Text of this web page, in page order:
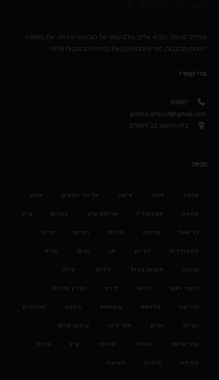
פורטל 'פנימה' מביא אלייך עולם עשיר של תוכן נשי איכותי. את מוזמנת
ליהנות מכתבות, טורים ומגזינים מאת נבחרת הכותבות שלנו!
צרי קשר!
*8980
pnima.sherut@gmail.com
בית הדפוס 22 ירושלים
תגיות
אהבה אוכל אישה אלינור רחמים אמא
אמונה אקססוריז ארוחת ערב בגדים בית
בריאות גבינות הורות הורים הריון
התמודדות זוגיות חג חגים חורף
חנוכה חרבות ברזל ילדים יצירה
כיסוי ראש לבוש לידה מגזין פנימה
מוזיקה מלחמה משפחה מתכון מתכונים
נשיות נשים סטיילינג עיצוב פנים
עם ישראל פנימה קורונה קיץ שירה
תפילה תרבות תשובה